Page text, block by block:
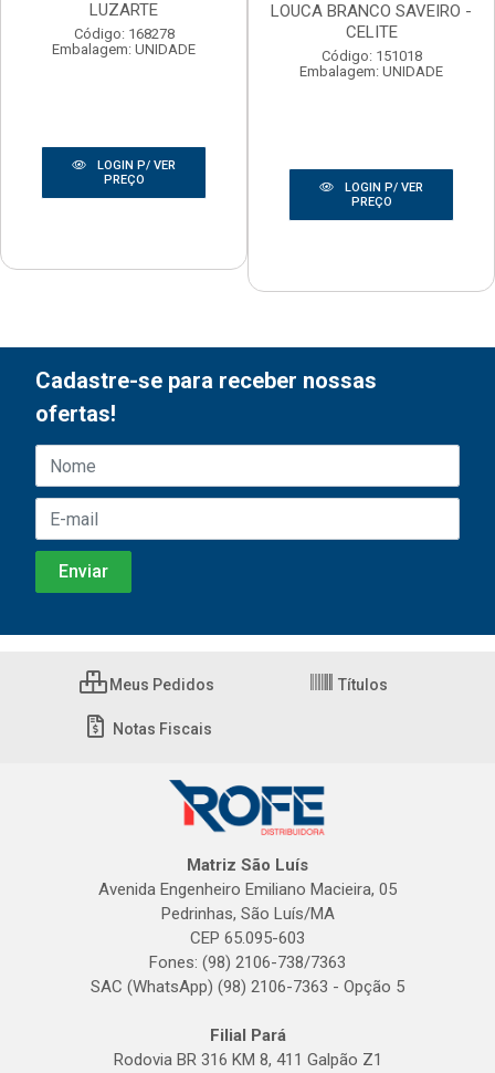
LUZARTE
Código: 168278
Embalagem: UNIDADE
LOGIN P/ VER
PREÇO
LOUCA BRANCO SAVEIRO -
CELITE
Código: 151018
Embalagem: UNIDADE
LOGIN P/ VER
PREÇO
Cadastre-se para receber nossas
ofertas!
Meus Pedidos Títulos
Notas Fiscais
Matriz São Luís
Avenida Engenheiro Emiliano Macieira, 05
Pedrinhas, São Luís/MA
CEP 65.095-603
Fones: (98) 2106-738/7363
SAC (WhatsApp) (98) 2106-7363 - Opção 5
Filial Pará
Rodovia BR 316 KM 8, 411 Galpão Z1